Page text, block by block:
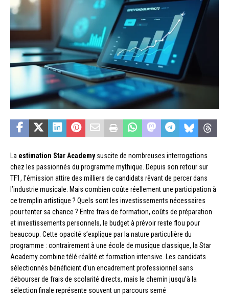
La estimation Star Academysuscite de nombreuses interrogations
chez les passionnés du programme mythique. Depuis son retour sur
TF1, l’émission attire des milliers de candidats rêvant de percer dans
l’industrie musicale. Mais combien coûte réellement une participation à
ce tremplin artistique ? Quels sont les investissements nécessaires
pour tenter sa chance ? Entre frais de formation, coûts de préparation
et investissements personnels, le budget à prévoir reste flou pour
beaucoup. Cette opacité s’explique par la nature particulière du
programme : contrairement à une école de musique classique, la Star
Academy combine télé-réalité et formation intensive. Les candidats
sélectionnés bénéficient d’un encadrement professionnel sans
débourser de frais de scolarité directs, mais le chemin jusqu’à la
sélection finale représente souvent un parcours semé